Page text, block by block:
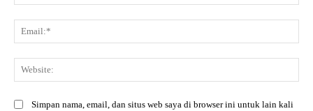
Simpan nama, email, dan situs web saya di browser ini untuk lain kali